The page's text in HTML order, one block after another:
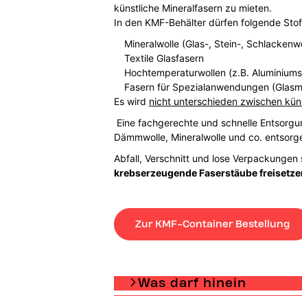
künstliche Mineralfasern zu mieten.
In den KMF-Behälter dürfen folgende
Mineralwolle (Glas-, Stein-,
Textile Glasfasern
Hochtemperaturwollen (z.B.
Fasern für Spezialanwendungen
Es wird nicht unterschieden zwischen
Eine fachgerechte und schnelle
Dämmwolle, Mineralwolle und co.
Abfall, Verschnitt und lose Verpackungen
krebserzeugende Faserstäube
Zur KMF-Container Bestellung
Was darf hinein